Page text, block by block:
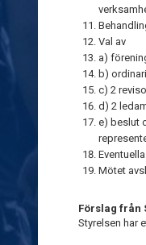
Val av
a)
b)
c) 2
d) 2
e) beslut
Mötet
Förslag från
Styrelsen har